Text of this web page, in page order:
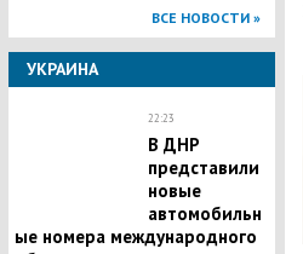
ВСЕ НОВОСТИ »
УКРАИНА
22:23
В ДНР
представили
новые
автомобильн
ые номера международного